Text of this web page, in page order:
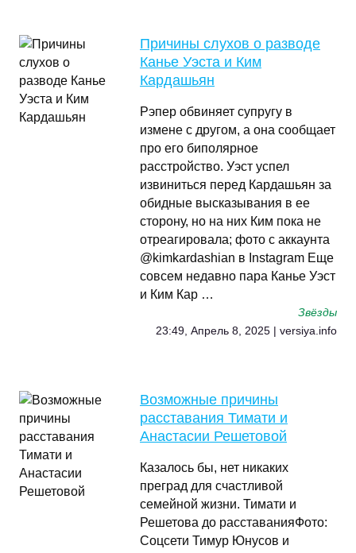
Причины слухов о разводе
Канье Уэста и Ким
Кардашьян
Рэпер обвиняет супругу в
измене с другом, а она сообщает
про его биполярное
расстройство. Уэст успел
извиниться перед Кардашьян за
обидные высказывания в ее
сторону, но на них Ким пока не
отреагировала; фото с аккаунта
@kimkardashian в Instagram Еще
совсем недавно пара Канье Уэст
и Ким Кар …
Звёзды
23:49, Апрель 8, 2025 | versiya.info
Возможные причины
расставания Тимати и
Анастасии Решетовой
Казалось бы, нет никаких
преград для счастливой
семейной жизни. Тимати и
Решетова до расставанияФото:
Соцсети Тимур Юнусов и